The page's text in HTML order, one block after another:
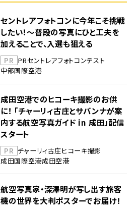
セントレアフォトコンに今年こそ挑戦
したい！～普段の写真にひと工夫を
加えることで、入選も狙える
PR PRセントレアフォトコンテスト
中部国際空港
成田空港でのヒコーキ撮影のお供
に！ 「チャーリィ古庄とサバンナが案
内する航空写真ガイド in 成田」配信
スタート
PR チャーリィ古庄ヒコーキ撮影
成田国際空港成田空港
航空写真家・深澤明が写し出す旅客
機の世界を大判ポスターでお届け！